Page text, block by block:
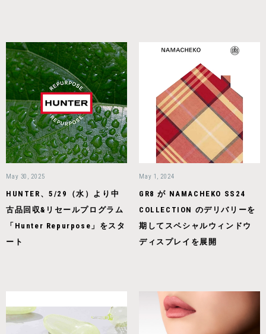
May 30, 2025
HUNTER、5/29（水）より中
古品回収&リセールプログラム
「Hunter Repurpose」をスタ
ート
May 1, 2024
GR8 が NAMACHEKO SS24
COLLECTION のデリバリーを
期してスペシャルウィンドウ
ディスプレイを展開